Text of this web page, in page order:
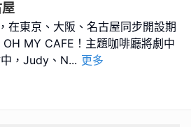
在東京、大阪、名古屋同步開設期
MY CAFE！主題咖啡廳將劇中
，Judy、N... 更多